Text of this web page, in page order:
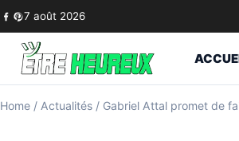
Skip to content
7 août 2026
Home / Actualités / Gabriel Attal promet de